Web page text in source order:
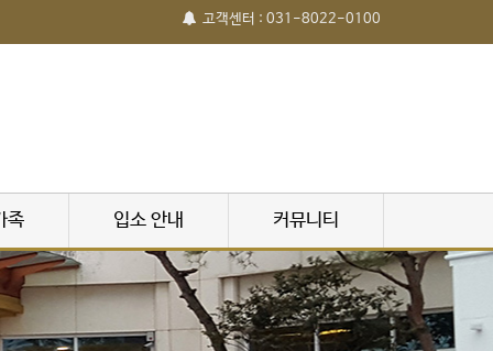
고객센터 : 031-8022-0100
족 입소 안내 커뮤니티